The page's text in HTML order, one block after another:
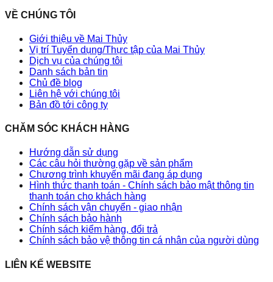
VỀ CHÚNG TÔI
Giới thiệu về Mai Thủy
Vị trí Tuyển dụng/Thực tập của Mai Thủy
Dịch vụ của chúng tôi
Danh sách bản tin
Chủ đề blog
Liên hệ với chúng tôi
Bản đồ tới công ty
CHĂM SÓC KHÁCH HÀNG
Hướng dẫn sử dụng
Các câu hỏi thường gặp về sản phẩm
Chương trình khuyến mãi đang áp dụng
Hình thức thanh toán - Chính sách bảo mật thông tin
thanh toán cho khách hàng
Chính sách vận chuyển - giao nhận
Chính sách bảo hành
Chính sách kiểm hàng, đổi trả
Chính sách bảo vệ thông tin cá nhân của người dùng
LIÊN KẾ WEBSITE